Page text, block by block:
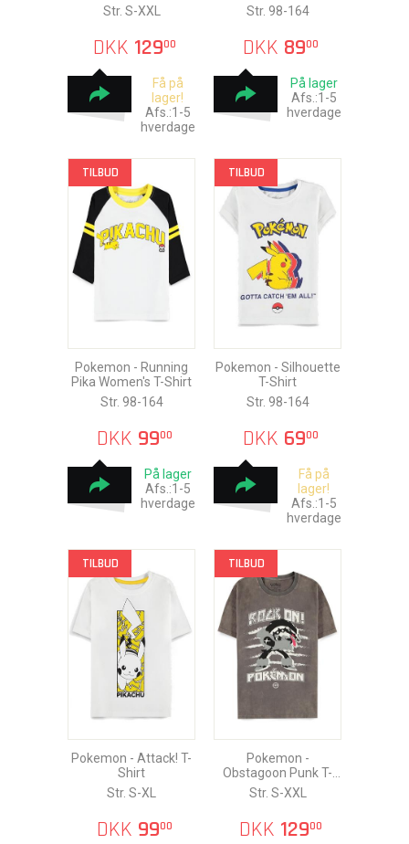
Str. S-XXL
DKK 12900
Få på
lager!
Afs.:1-5
hverdage
Str. 98-164
DKK 8900
På lager
Afs.:1-5
hverdage
TILBUD
Pokemon - Running
Pika Women's T-Shirt
Str. 98-164
DKK 9900
På lager
Afs.:1-5
hverdage
TILBUD
Pokemon - Silhouette
T-Shirt
Str. 98-164
DKK 6900
Få på
lager!
Afs.:1-5
hverdage
TILBUD
Pokemon - Attack! T-
Shirt
Str. S-XL
DKK 9900
TILBUD
Pokemon -
Obstagoon Punk T-
Shirt
Str. S-XXL
DKK 12900